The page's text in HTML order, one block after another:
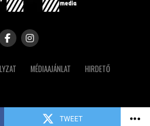
TWEET
MÉDIAAJÁNLAT HIRDETŐ
© 2023 IRK